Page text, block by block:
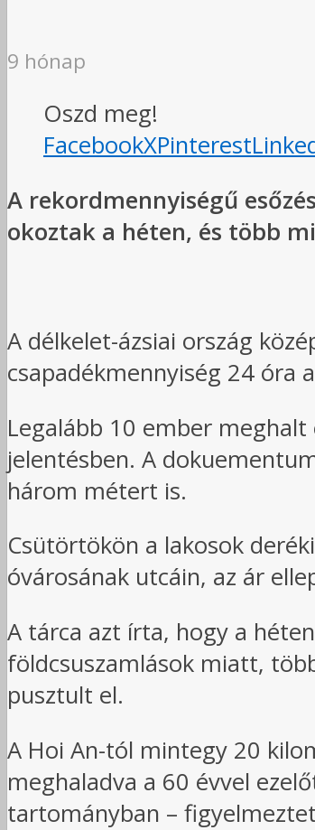
9 hónap
Oszd meg!
FacebookXPinterest
A rekordmennyiségű
okoztak a héten, és több
A délkelet-ázsiai ország
csapadékmennyiség 24
Legalább 10 ember
jelentésben. A
három métert is.
Csütörtökön a lakosok
óvárosának utcáin, az ár
A tárca azt írta, hogy a
földcsuszamlások miatt,
pusztult el.
A Hoi An-tól mintegy 20
meghaladva a 60 évvel
tartományban –